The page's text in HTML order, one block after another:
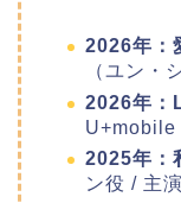
2026年：
（ユン・
2026年
U+mobile
2025年：
ン役 / 主演